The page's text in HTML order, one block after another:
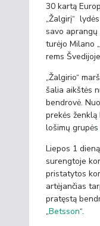
30 kartą
„Žalgirį“
savo
turėjo Milano
rems
„Žalgirio“
šalia aikštės
bendrovė.
prekės
lošimų grupės
Liepos 1
surengtoje
pristatytos
artėjančias
pratęstą
„Betsson“.